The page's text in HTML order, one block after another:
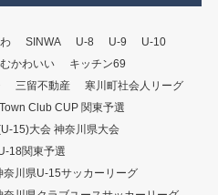
SINWA U-8 U-9
U-10
かわいい
キッチン69
三留不動産
寒川町社会人リーグ
Club CUP 関東予選
15)大会 神奈川県大会
18関東予選
奈川県U-15サッカーリーグ